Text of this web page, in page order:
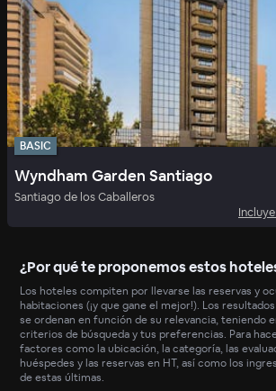
BASIC
Wyndham Garden Santiago
Santiago de los Caballeros
¿Por qué te proponemos estos
Los hoteles compiten por llevarse las reservas y
habitaciones (¡y que gane el mejor!). Los
se ordenan en función de su relevancia, teniendo
criterios de búsqueda y tus preferencias. Para
factores como la ubicación, la categoría, las
huéspedes y las reservas en HT, así como los
de estas últimas.